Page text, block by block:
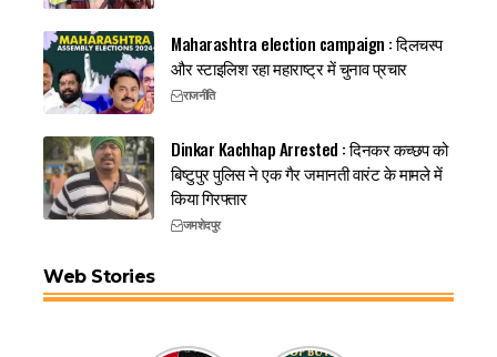
Maharashtra election campaign : दिलचस्प
और स्टाइलिश रहा महाराष्ट्र में चुनाव प्रचार
राजनीति
Dinkar Kachhap Arrested : दिनकर कच्छप को
बिष्टुपुर पुलिस ने एक गैर जमानती वारंट के मामले में
किया गिरफ्तार
जमशेदपुर
Web Stories